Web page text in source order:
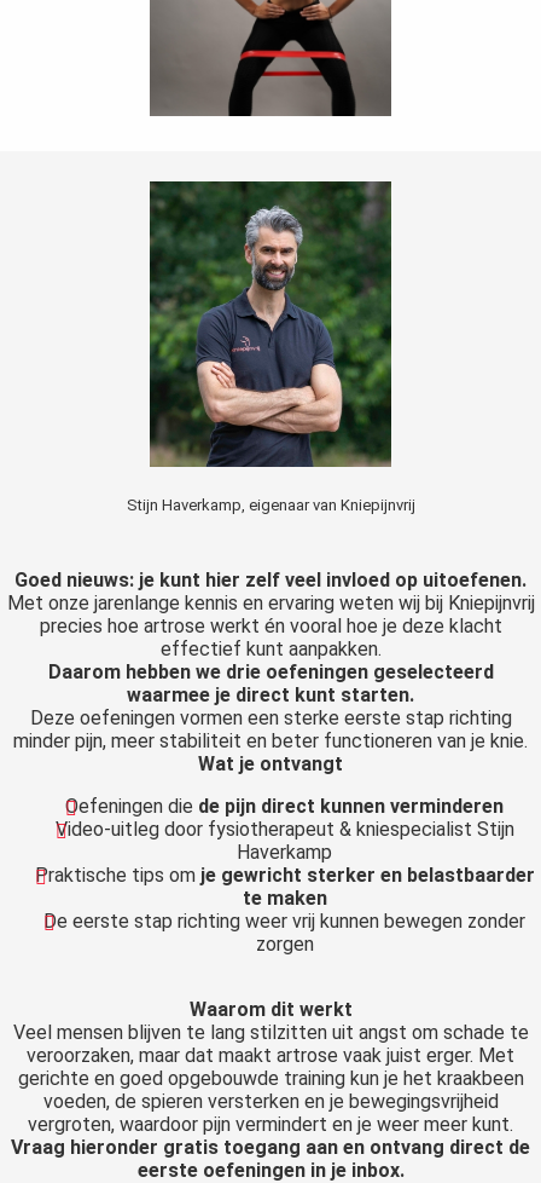
Goed nieuws: je kunt hier zelf veel invloed op uitoefenen.
Met onze jarenlange kennis en ervaring weten wij bij Kniepijnvrij
precies hoe artrose werkt én vooral hoe je deze klacht
effectief kunt aanpakken.
Daarom hebben we drie oefeningen geselecteerd
waarmee je direct kunt starten.
Deze oefeningen vormen een sterke eerste stap richting
minder pijn, meer stabiliteit en beter functioneren van je knie.
Wat je ontvangt
Oefeningen die de pijn direct kunnen verminderen
Video-uitleg door fysiotherapeut & kniespecialist Stijn
Haverkamp
Praktische tips om je gewricht sterker en belastbaarder
te maken
De eerste stap richting weer vrij kunnen bewegen zonder
zorgen
Waarom dit werkt
Veel mensen blijven te lang stilzitten uit angst om schade te
veroorzaken, maar dat maakt artrose vaak juist erger. Met
gerichte en goed opgebouwde training kun je het kraakbeen
voeden, de spieren versterken en je bewegingsvrijheid
vergroten, waardoor pijn vermindert en je weer meer kunt.
Vraag hieronder gratis toegang aan en ontvang direct de
eerste oefeningen in je inbox.
Stijn Haverkamp, eigenaar van Kniepijnvrij